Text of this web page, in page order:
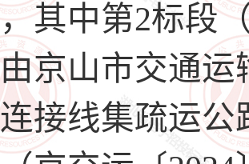
其中第2标段
京山市交通
接线集疏运